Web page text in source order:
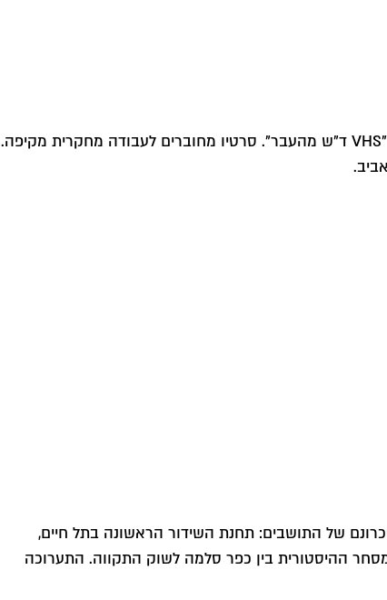
>> ניצן כהן הוא יוצר סרטים, מחזאי ובמאי לשעבר והמנהל האמנותי של תיאטרון תמונע לשעבר, ושותפה של רננה רז למופע המעולה "VHS ד"ש מהעבר". סרטיו מחוברים לעבודה מחקרית מקיפה.
של התושבים: תחנת השידור הראשונה בתל חיים,
ההיסטורית בין כפר סלמה לשוק התקווה. התערוכה